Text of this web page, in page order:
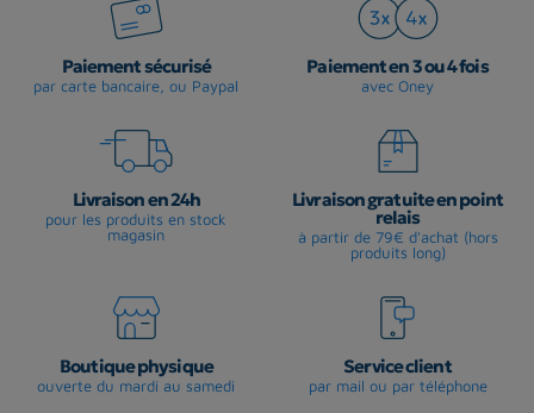
Paiement sécurisé
par carte bancaire, ou Paypal
Paiement en 3 ou 4 fois
avec Oney
Livraison en 24h
pour les produits en stock
magasin
Livraison gratuite en point
relais
à partir de 79€ d'achat (hors
produits long)
Boutique physique
ouverte du mardi au samedi
Service client
par mail ou par téléphone